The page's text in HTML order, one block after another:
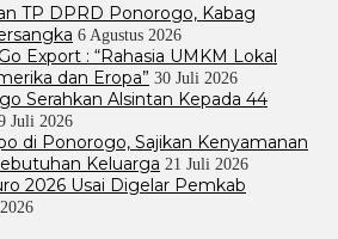
TP DPRD Ponorogo, Kabag
6 Agustus 2026
Export : “Rahasia UMKM Lokal
dan Eropa” 30 Juli 2026
Serahkan Alsintan Kepada 44
Juli 2026
di Ponorogo, Sajikan Kenyamanan
Keluarga 21 Juli 2026
2026 Usai Digelar Pemkab